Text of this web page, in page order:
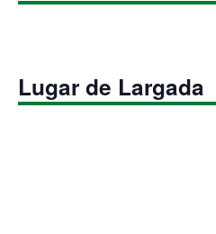
Lugar de Largada